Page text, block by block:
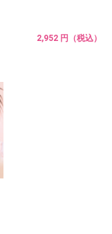
2,952 円（税込）